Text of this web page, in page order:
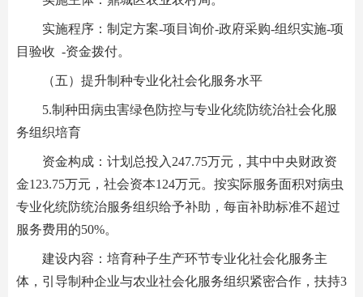
实施程序：制定方案-项目询价-政府采购-组织实施-项
目验收 -资金拨付。
（五）提升制种专业化社会化服务水平
5.制种田病虫害绿色防控与专业化统防统治社会化服
务组织培育
资金构成：计划总投入247.75万元，其中中央财政资
金123.75万元，社会资本124万元。按实际服务面积对病虫
专业化统防统治服务组织给予补助，每亩补助标准不超过
服务费用的50%。
建设内容：培育种子生产环节专业化社会化服务主
体，引导制种企业与农业社会化服务组织紧密合作，扶持3